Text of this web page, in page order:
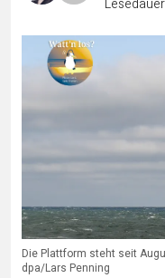
Die Plattform steht seit
dpa/Lars Penning